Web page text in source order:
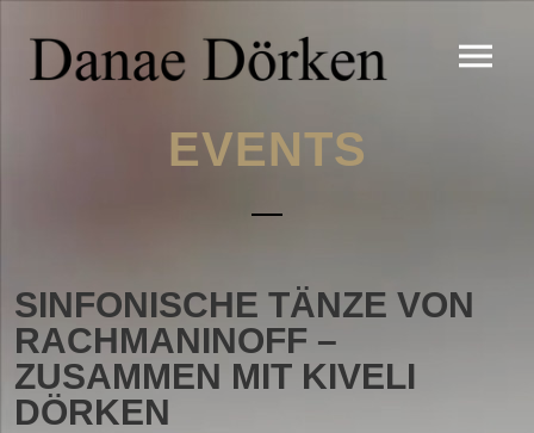
EVENTS
SINFONISCHE TÄNZE VON
RACHMANINOFF –
ZUSAMMEN MIT KIVELI
DÖRKEN